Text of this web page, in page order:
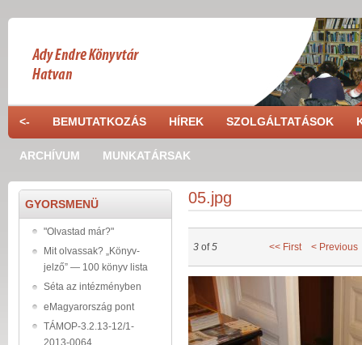
<- BEMUTATKOZÁS HÍREK SZOLGÁLTATÁSOK
ARCHÍVUM MUNKATÁRSAK
05.jpg
3 of5 << First < Previous
05_0.jpg
GYORSMENÜ
"Olvastad már?"
Mit olvassak? „Könyv-
jelző” — 100 könyv lista
Séta az intézményben
eMagyarország pont
TÁMOP-3.2.13-12/1-
2013-0064